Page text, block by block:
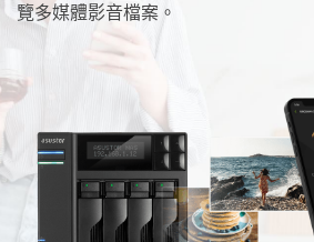
覽多媒體影音檔案。